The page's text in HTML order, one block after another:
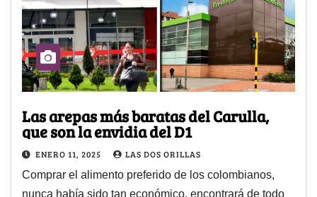
Las arepas más baratas del Carulla,
que son la envidia del D1
ENERO 11, 2025 LAS DOS ORILLAS
Comprar el alimento preferido de los colombianos,
nunca había sido tan económico, encontrará de todo